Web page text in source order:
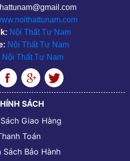
Nội Thất Tư Nam
Nội Thất Tư Nam
Nội Thất Tư Nam
SÁCH
Giao Hàng
Toán
Sách Bảo Hành